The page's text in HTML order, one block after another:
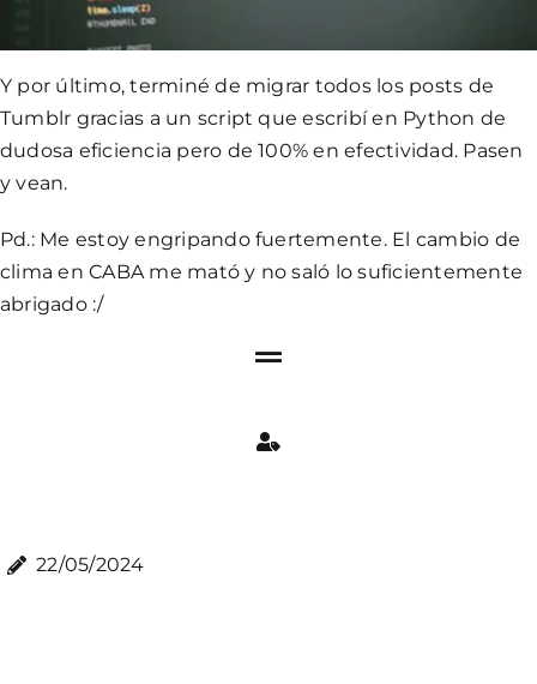
Y por último, terminé de migrar todos los posts de
Tumblr gracias a un script que escribí en Python de
dudosa eficiencia pero de 100% en efectividad. Pasen
y vean.
Pd.: Me estoy engripando fuertemente. El cambio de
clima en CABA me mató y no saló lo suficientemente
abrigado :/
22/05/2024